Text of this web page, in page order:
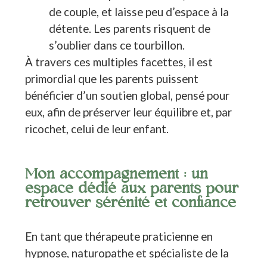
de couple, et laisse peu d’espace à la
détente. Les parents risquent de
s’oublier dans ce tourbillon.
À travers ces multiples facettes, il est
primordial que les parents puissent
bénéficier d’un soutien global, pensé pour
eux, afin de préserver leur équilibre et, par
ricochet, celui de leur enfant.
Mon accompagnement : un
espace dédié aux parents pour
retrouver sérénité et confiance
En tant que thérapeute praticienne en
hypnose, naturopathe et spécialiste de la